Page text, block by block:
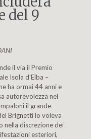
del 9
il via il Premio
Isola d’Elba –
ha ormai 44 anni e
autorevolezza nel
il grande
Brignetti lo voleva
nella discrezione dei
esteriori,